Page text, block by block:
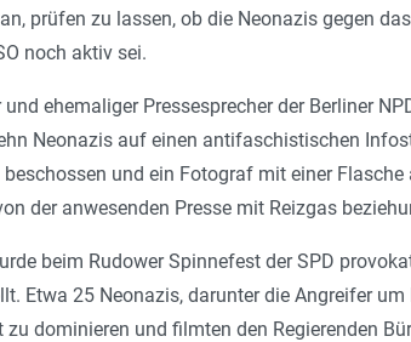
prüfen zu lassen, ob die Neonazis gegen
noch aktiv sei.
ehemaliger Pressesprecher der Berliner
Neonazis auf einen antifaschistischen
und ein Fotograf mit einer
der anwesenden Presse mit Reizgas
beim Rudower Spinnefest der SPD
Etwa 25 Neonazis, darunter die Angreifer
zu dominieren und filmten den Regierenden